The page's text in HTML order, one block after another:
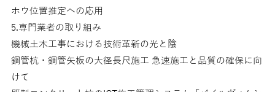
ホウ位置推定への応用
5.専門業者の取り組み
機械土木工事における技術革新の光と陰
鋼管杭・鋼管矢板の大径長尺施工 急速施工と品質の確保に向
けて